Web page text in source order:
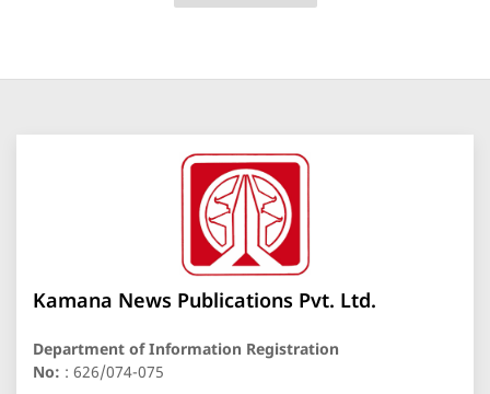
Kamana News Publications Pvt. Ltd.
Department of Information Registration
No: : 626/074-075